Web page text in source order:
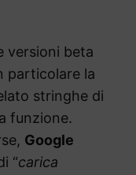
versioni beta
particolare la
stringhe di
funzione.
Google
“carica